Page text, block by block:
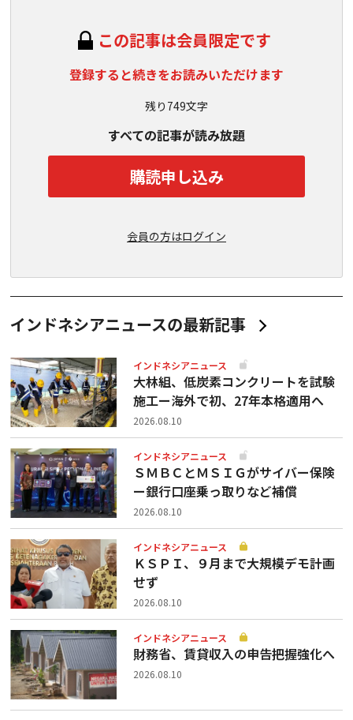
この記事は会員限定です
登録すると続きをお読みいただけます
残り749文字
すべての記事が読み放題
購読申し込み
会員の方はログイン
インドネシアニュースの最新記事
インドネシアニュース
大林組、低炭素コンクリートを試験
施工ー海外で初、27年本格適用へ
2026.08.10
インドネシアニュース
ＳＭＢＣとＭＳＩＧがサイバー保険
ー銀行口座乗っ取りなど補償
2026.08.10
インドネシアニュース
ＫＳＰＩ、９月まで大規模デモ計画
せず
2026.08.10
インドネシアニュース
財務省、賃貸収入の申告把握強化へ
2026.08.10